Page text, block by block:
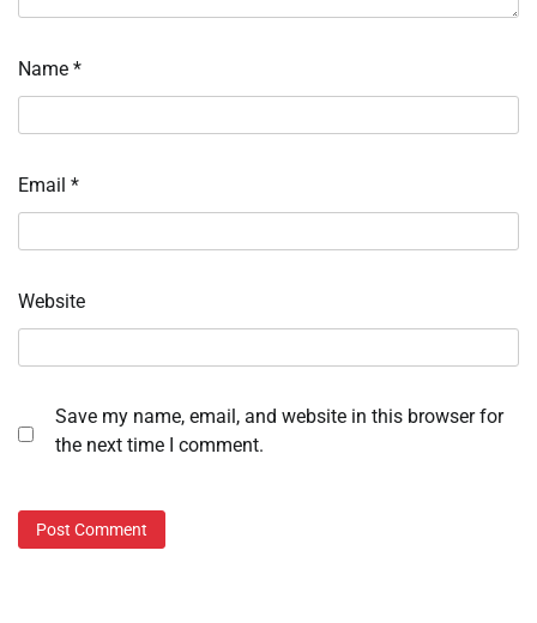
Name *
Email *
Website
Save my name, email, and website in this browser for
the next time I comment.